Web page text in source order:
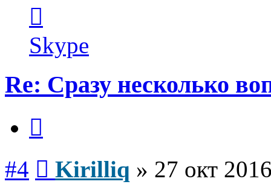
пользователя
Kirilliq
Skype
Re: Сразу несколько
#4 Kirilliq » 27 окт